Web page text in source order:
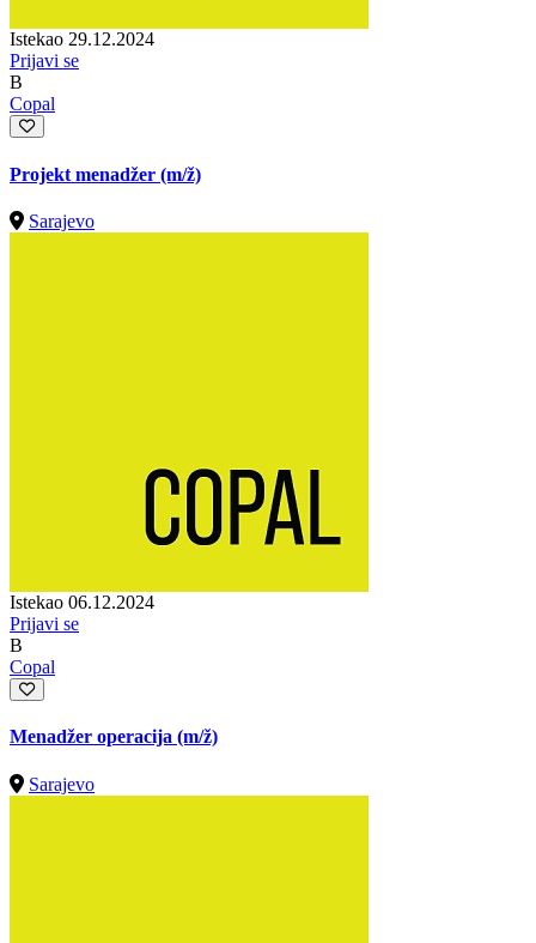
Istekao 29.12.2024
Prijavi se
B
Copal
Projekt menadžer (m/ž)
Sarajevo
Istekao 06.12.2024
Prijavi se
B
Copal
Menadžer operacija (m/ž)
Sarajevo